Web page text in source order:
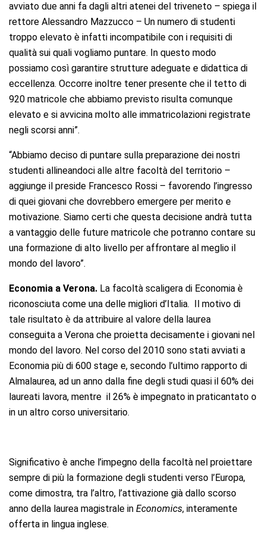
avviato due anni fa dagli altri atenei del triveneto – spiega il
rettore Alessandro Mazzucco – Un numero di studenti
troppo elevato è infatti incompatibile con i requisiti di
qualità sui quali vogliamo puntare. In questo modo
possiamo così garantire strutture adeguate e didattica di
eccellenza. Occorre inoltre tener presente che il tetto di
920 matricole che abbiamo previsto risulta comunque
elevato e si avvicina molto alle immatricolazioni registrate
negli scorsi anni”.
“Abbiamo deciso di puntare sulla preparazione dei nostri
studenti allineandoci alle altre facoltà del territorio –
aggiunge il preside Francesco Rossi – favorendo l’ingresso
di quei giovani che dovrebbero emergere per merito e
motivazione. Siamo certi che questa decisione andrà tutta
a vantaggio delle future matricole che potranno contare su
una formazione di alto livello per affrontare al meglio il
mondo del lavoro”.
Economia a Verona. La facoltà scaligera di Economia è
riconosciuta come una delle migliori d’Italia. Il motivo di
tale risultato è da attribuire al valore della laurea
conseguita a Verona che proietta decisamente i giovani nel
mondo del lavoro. Nel corso del 2010 sono stati avviati a
Economia più di 600 stage e, secondo l’ultimo rapporto di
Almalaurea, ad un anno dalla fine degli studi quasi il 60% dei
laureati lavora, mentre il 26% è impegnato in praticantato o
in un altro corso universitario.
Significativo è anche l’impegno della facoltà nel proiettare
sempre di più la formazione degli studenti verso l’Europa,
come dimostra, tra l’altro, l’attivazione già dallo scorso
anno della laurea magistrale in Economics, interamente
offerta in lingua inglese.